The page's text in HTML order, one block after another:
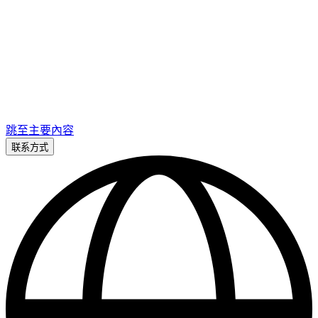
跳至主要內容
联系方式